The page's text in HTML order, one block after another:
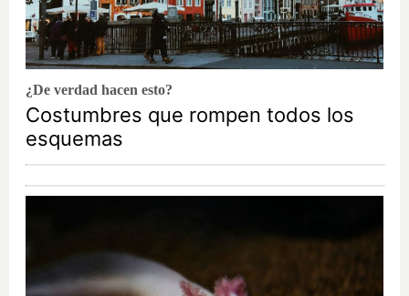
¿De verdad hacen esto?
Costumbres que rompen todos los
esquemas